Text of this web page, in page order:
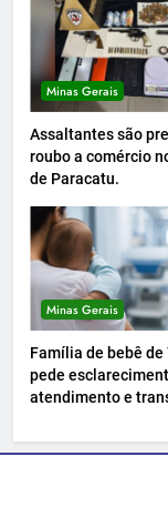
Minas Gerais
Assaltantes são
roubo a comércio
de Paracatu.
Minas Gerais
Família de bebê de
pede
atendimento e